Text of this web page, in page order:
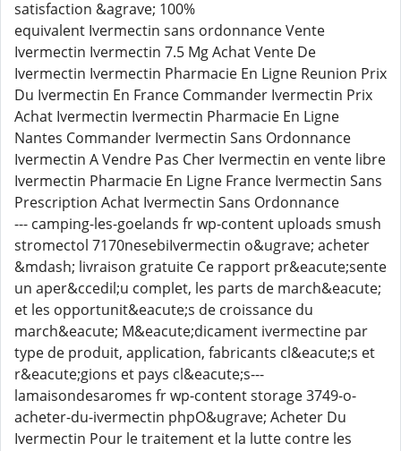
satisfaction &agrave; 100%
equivalent Ivermectin sans ordonnance Vente
Ivermectin Ivermectin 7.5 Mg Achat Vente De
Ivermectin Ivermectin Pharmacie En Ligne Reunion Prix
Du Ivermectin En France Commander Ivermectin Prix
Achat Ivermectin Ivermectin Pharmacie En Ligne
Nantes Commander Ivermectin Sans Ordonnance
Ivermectin A Vendre Pas Cher Ivermectin en vente libre
Ivermectin Pharmacie En Ligne France Ivermectin Sans
Prescription Achat Ivermectin Sans Ordonnance
--- camping-les-goelands fr wp-content uploads smush
stromectol 7170nesebiIvermectin o&ugrave; acheter
&mdash; livraison gratuite Ce rapport pr&eacute;sente
un aper&ccedil;u complet, les parts de march&eacute;
et les opportunit&eacute;s de croissance du
march&eacute; M&eacute;dicament ivermectine par
type de produit, application, fabricants cl&eacute;s et
r&eacute;gions et pays cl&eacute;s---
lamaisondesaromes fr wp-content storage 3749-o-
acheter-du-ivermectin phpO&ugrave; Acheter Du
Ivermectin Pour le traitement et la lutte contre les